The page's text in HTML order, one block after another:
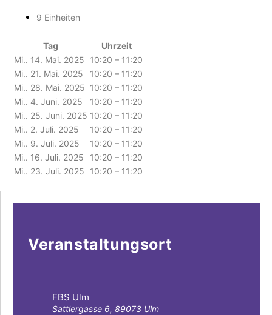
9 Einheiten
Tag
Uhrzeit
Mi.. 14. Mai. 2025
10:20 – 11:20
Mi.. 21. Mai. 2025
10:20 – 11:20
Mi.. 28. Mai. 2025 10:20 – 11:20
Mi.. 4. Juni. 2025
10:20 – 11:20
Mi.. 25. Juni. 2025 10:20 – 11:20
Mi.. 2. Juli. 2025
10:20 – 11:20
Mi.. 9. Juli. 2025
10:20 – 11:20
Mi.. 16. Juli. 2025
10:20 – 11:20
Mi.. 23. Juli. 2025
10:20 – 11:20
Veranstaltungsort
FBS Ulm
Sattlergasse 6, 89073 Ulm